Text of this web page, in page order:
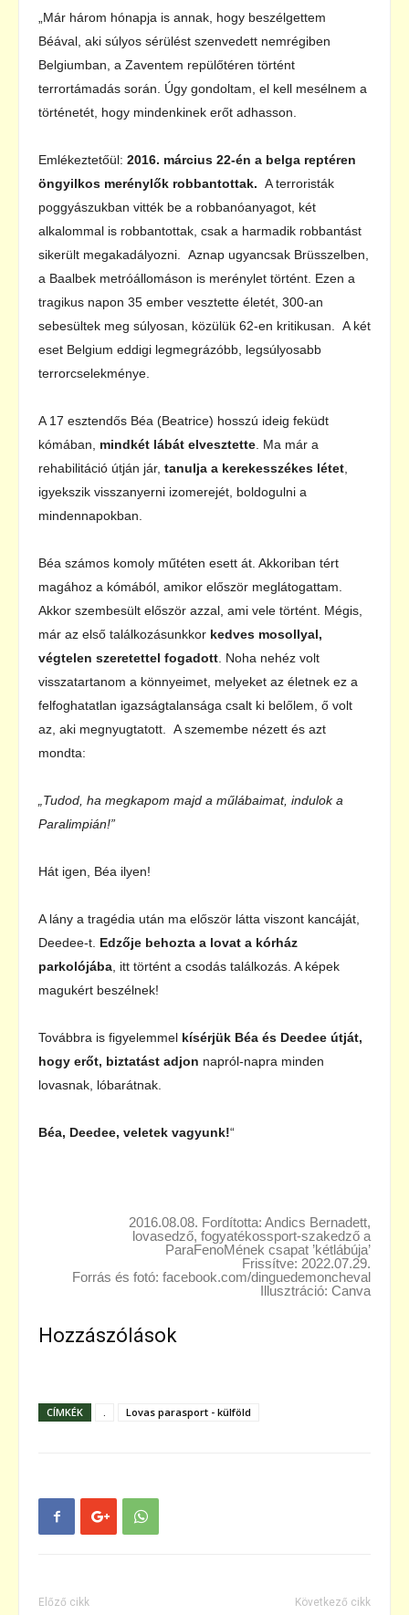
„Már három hónapja is annak, hogy beszélgettem
Béával, aki súlyos sérülést szenvedett nemrégiben
Belgiumban, a Zaventem repülőtéren történt
terrortámadás során. Úgy gondoltam, el kell mesélnem a
történetét, hogy mindenkinek erőt adhasson.
Emlékeztetőül: 2016. március 22-én a belga reptéren
öngyilkos merénylők robbantottak. A terroristák
poggyászukban vitték be a robbanóanyagot, két
alkalommal is robbantottak, csak a harmadik robbantást
sikerült megakadályozni. Aznap ugyancsak Brüsszelben,
a Baalbek metróállomáson is merénylet történt. Ezen a
tragikus napon 35 ember vesztette életét, 300-an
sebesültek meg súlyosan, közülük 62-en kritikusan. A két
eset Belgium eddigi legmegrázóbb, legsúlyosabb
terrorcselekménye.
A 17 esztendős Béa (Beatrice) hosszú ideig feküdt
kómában, mindkét lábát elvesztette . Ma már a
rehabilitáció útján jár, tanulja a kerekesszékes létet
igyekszik visszanyerni izomerejét, boldogulni a
mindennapokban.
Béa számos komoly műtéten esett át. Akkoriban tért
magához a kómából, amikor először meglátogattam.
Akkor szembesült először azzal, ami vele történt. Mégis,
már az első találkozásunkkor kedves mosollyal,
végtelen szeretettel fogadott . Noha nehéz volt
visszatartanom a könnyeimet, melyeket az életnek ez a
felfoghatatlan igazságtalansága csalt ki belőlem, ő volt
az, aki megnyugtatott. A szemembe nézett és azt
mondta:
„Tudod, ha megkapom majd a műlábaimat, indulok a
Paralimpián!”
Hát igen, Béa ilyen!
A lány a tragédia után ma először látta viszont kancáját,
Deedee-t. Edzője behozta a lovat a kórház
parkolójába , itt történt a csodás találkozás. A képek
magukért beszélnek!
Továbbra is figyelemmel kísérjük Béa és Deedee útját,
hogy erőt, biztatást adjon napról-napra minden
lovasnak, lóbarátnak.
Béa, Deedee, veletek vagyunk!“
2016.08.08. Fordította: Andics Bernadett,
lovasedző, fogyatékossport-szakedző a
ParaFenoMének csapat ’kétlábúja’
Frissítve: 2022.07.29.
Forrás és fotó: facebook.com/dinguedemoncheval
Illusztráció: Canva
Hozzászólások
CÍMKÉK . Lovas parasport - külföld
Előző cikk Következő cikk